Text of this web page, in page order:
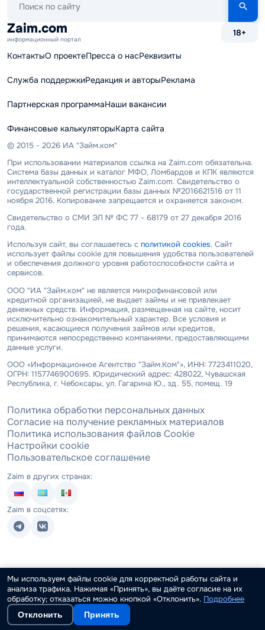
сайту
Zaim.com
информационный портал
18+
КонтактыО проектеПресса о насРеквизиты
Служба поддержкиРедакция и авторыРеклама
Партнерская программаНаши вакансии
Финансовые калькуляторыКарта сайта
© 2015 - 2026 ИА "Займ.ком"
При использовании материалов ссылка на Zaim.com обязательна.
Система базы данных и каталог МФО, Ломбардов и КПК являются
интеллектуальной собственностью Zaim.com. Свидетельство о
государственной регистрации базы данных №2016621516 от 11
ноября 2016. Копирование запрещается и охраняется законом.
Свидетельство о СМИ ЭЛ № ФС 77 - 68179 от 27 декабря 2016
года.
Используя сайт, вы соглашаетесь с политикой cookies. Сайт
использует файлы cookie для повышения удобства пользователей
и обеспечения должного уровня работоспособности сайта и
сервисов.
ООО "ИА "Займ.ком" не является микрофинансовой или
кредитной организацией, не выдает займы и не привлекает
денежных средств. Информация, размещенная на сайте, носит
исключительно ознакомительный характер. Все условия и
решения, касающиеся получения займов или кредитов,
принимаются непосредственно компаниями, предоставляющими
данные услуги.
ООО «Информационное Агентство "Займ.Ком"», ИНН: 7723411020,
ОГРН: 1157746900695. Юридический адрес: 428022, Чувашская
Республика, г. Чебоксары, ул. Гагарина Ю., зд. 55, помещ. 19
Политика обработки персональных данных
Согласие на получение рекламных материалов
Политика использования файлов Cookie
Настройки cookie
Пользовательское соглашение
Zaim в других странах:
Zaim в соцсетях:
Мы используем файлы cookie для корректной работы сайта и
анализа трафика. Нажимая «Принять», вы даёте согласие на их
обработку; отказаться можно кнопкой «Отклонить». Подробнее
Отклонить Принять